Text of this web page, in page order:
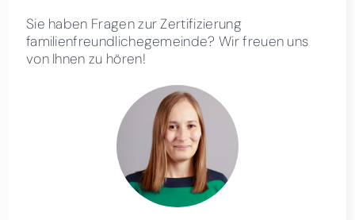
Sie haben Fragen zur Zertifizierung
familienfreundlichegemeinde? Wir freuen uns
von Ihnen zu hören!